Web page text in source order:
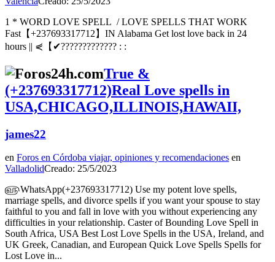
1 * WORD LOVE SPELL / LOVE SPELLS THAT WORK
Fast【+237693317712】IN Alabama Get lost love back in 24
hours || ⋞【✔????????????? : :
True &
(+237693317712)Real Love spells in
USA,CHICAGO,ILLINOIS,HAWAII,
james22
en Foros en Córdoba viajar, opiniones y recomendaciones en
ValladolidCreado: 25/5/2023
௵WhatsApp(+237693317712) Use my potent love spells,
marriage spells, and divorce spells if you want your spouse to stay
faithful to you and fall in love with you without experiencing any
difficulties in your relationship. Caster of Bounding Love Spell in
South Africa, USA Best Lost Love Spells in the USA, Ireland, and
UK Greek, Canadian, and European Quick Love Spells Spells for
Lost Love in...